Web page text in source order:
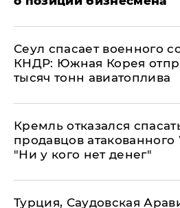
​Сеул спасает военного
КНДР: Южная Корея
тысяч тонн авиатоплива
Кремль отказался
продавцов
"Ни у кого нет денег"
Турция, Саудовская